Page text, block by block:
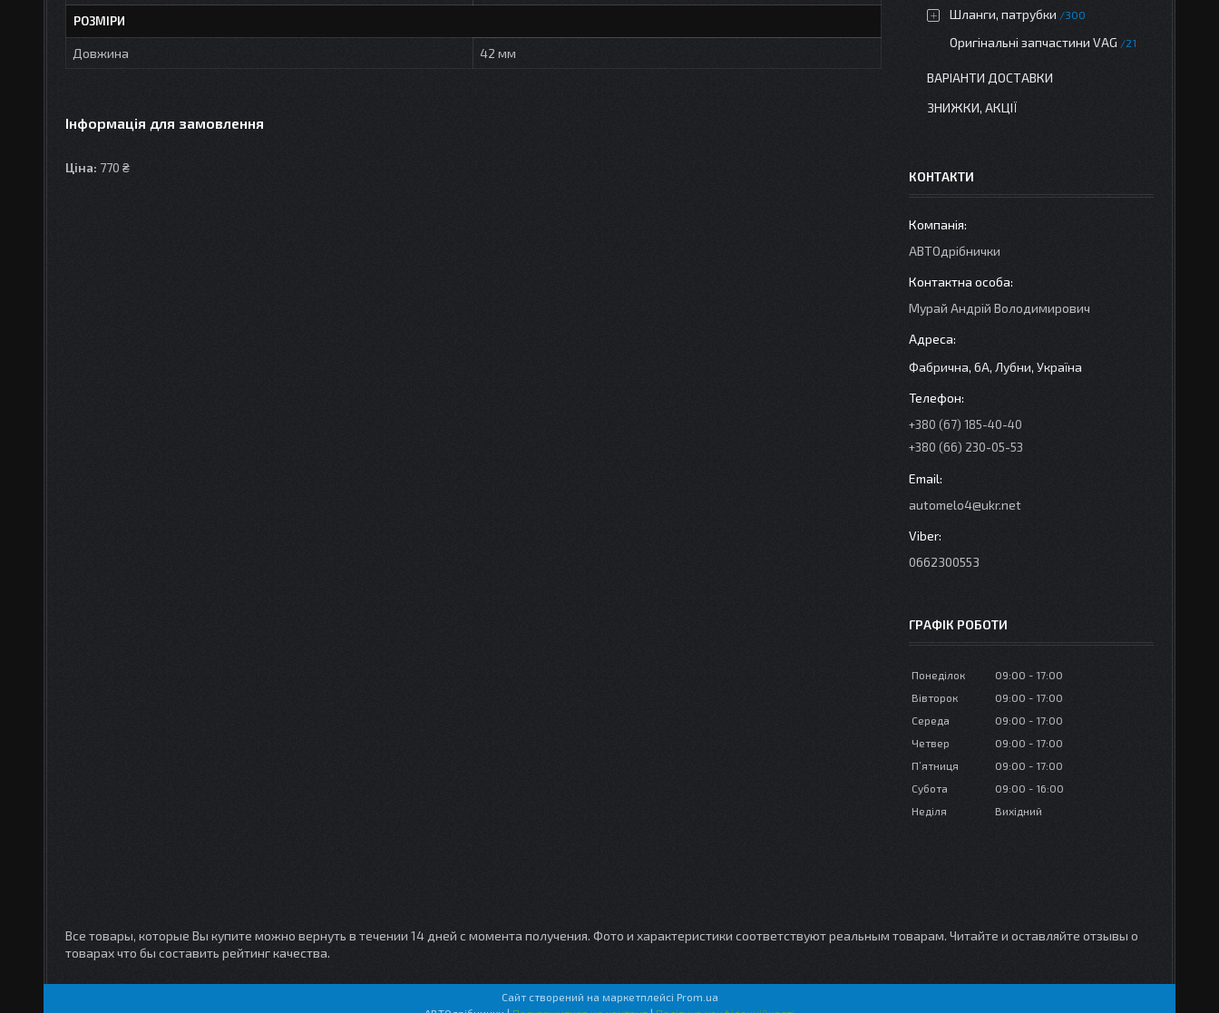
РОЗМІРИ
Довжина 42 мм
Інформація для замовлення
Ціна: 770 ₴
Шланги, патрубки 300
Оригінальні запчастини VAG 21
ВАРІАНТИ ДОСТАВКИ
ЗНИЖКИ, АКЦІЇ
КОНТАКТИ
АВТОдрібнички
Мурай Андрій Володимирович
Фабрична, 6А, Лубни, Україна
+380 (67) 185-40-40
+380 (66) 230-05-53
automelo4@ukr.net
0662300553
ГРАФІК РОБОТИ
Понеділок 09:00
17:00
Вівторок
09:00
17:00
Середа
09:00
17:00
Четвер
09:00
17:00
Пʼятниця
09:00
17:00
Субота
09:00
16:00
Неділя
Вихідний
Все товары, которые Вы купите можно вернуть в течении 14 дней с момента получения. Фото и характеристики соответствуют реальным товарам. Читайте и оставляйте отзывы о
товарах что бы составить рейтинг качества.
Сайт створений на маркетплейсі Prom.ua